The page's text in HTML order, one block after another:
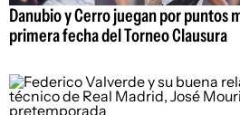
Danubio y Cerro juegan por puntos
primera fecha del Torneo Clausura